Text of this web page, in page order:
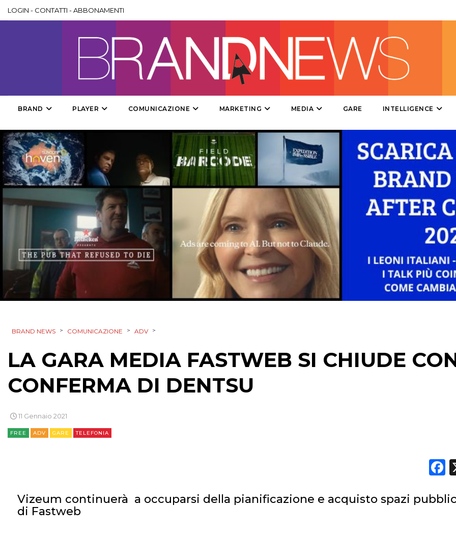
PRODOTTI
STRATEGIE
CINEMA
DIGITALE
EDITORIA
ESTERNA
RADIO / AUDIO
LOGIN - CONTATTI -ABBONAMENTI
BRAND PLAYER COMUNICAZIONE MARKETING MEDIA GARE INTELLIGENCE
BRAND NEWS > COMUNICAZIONE > ADV >
LA GARA MEDIA FASTWEB SI CHIUDE
CONFERMA DI DENTSU
11 Gennaio 2021
FREE ADV GARE TELEFONIA
Vizeum continuerà a occuparsi della pianificazione e acquisto spazi
di Fastweb